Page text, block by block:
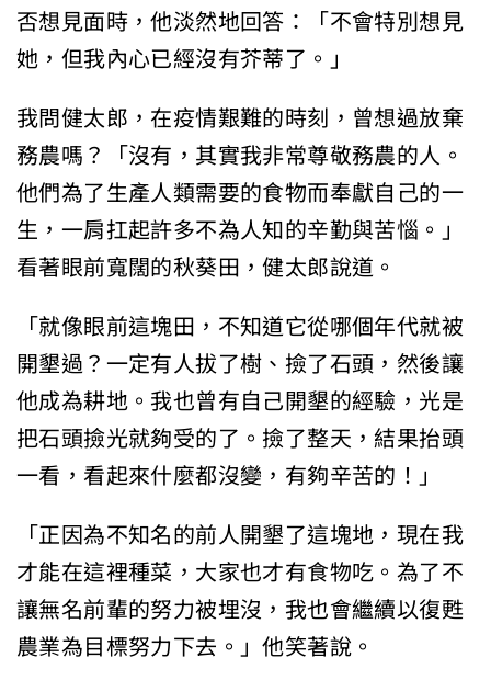
否想見面時，他淡然地回答：「不會特別想見
她，但我內心已經沒有芥蒂了。」
我問健太郎，在疫情艱難的時刻，曾想過放棄
務農嗎？「沒有，其實我非常尊敬務農的人。
他們為了生產人類需要的食物而奉獻自己的一
生，一肩扛起許多不為人知的辛勤與苦惱。」
看著眼前寬闊的秋葵田，健太郎說道。
「就像眼前這塊田，不知道它從哪個年代就被
開墾過？一定有人拔了樹、撿了石頭，然後讓
他成為耕地。我也曾有自己開墾的經驗，光是
把石頭撿光就夠受的了。撿了整天，結果抬頭
一看，看起來什麼都沒變，有夠辛苦的！」
「正因為不知名的前人開墾了這塊地，現在我
才能在這裡種菜，大家也才有食物吃。為了不
讓無名前輩的努力被埋沒，我也會繼續以復甦
農業為目標努力下去。」他笑著說。